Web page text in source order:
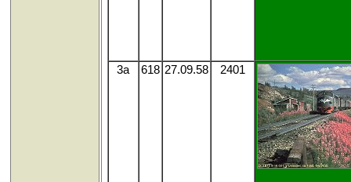
3a 618 27.09.58 2401